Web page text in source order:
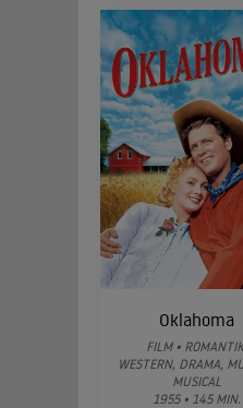
Oklahoma
FILM •
WESTERN, DRAMA,
MUSICAL
1955 • 145 MIN.